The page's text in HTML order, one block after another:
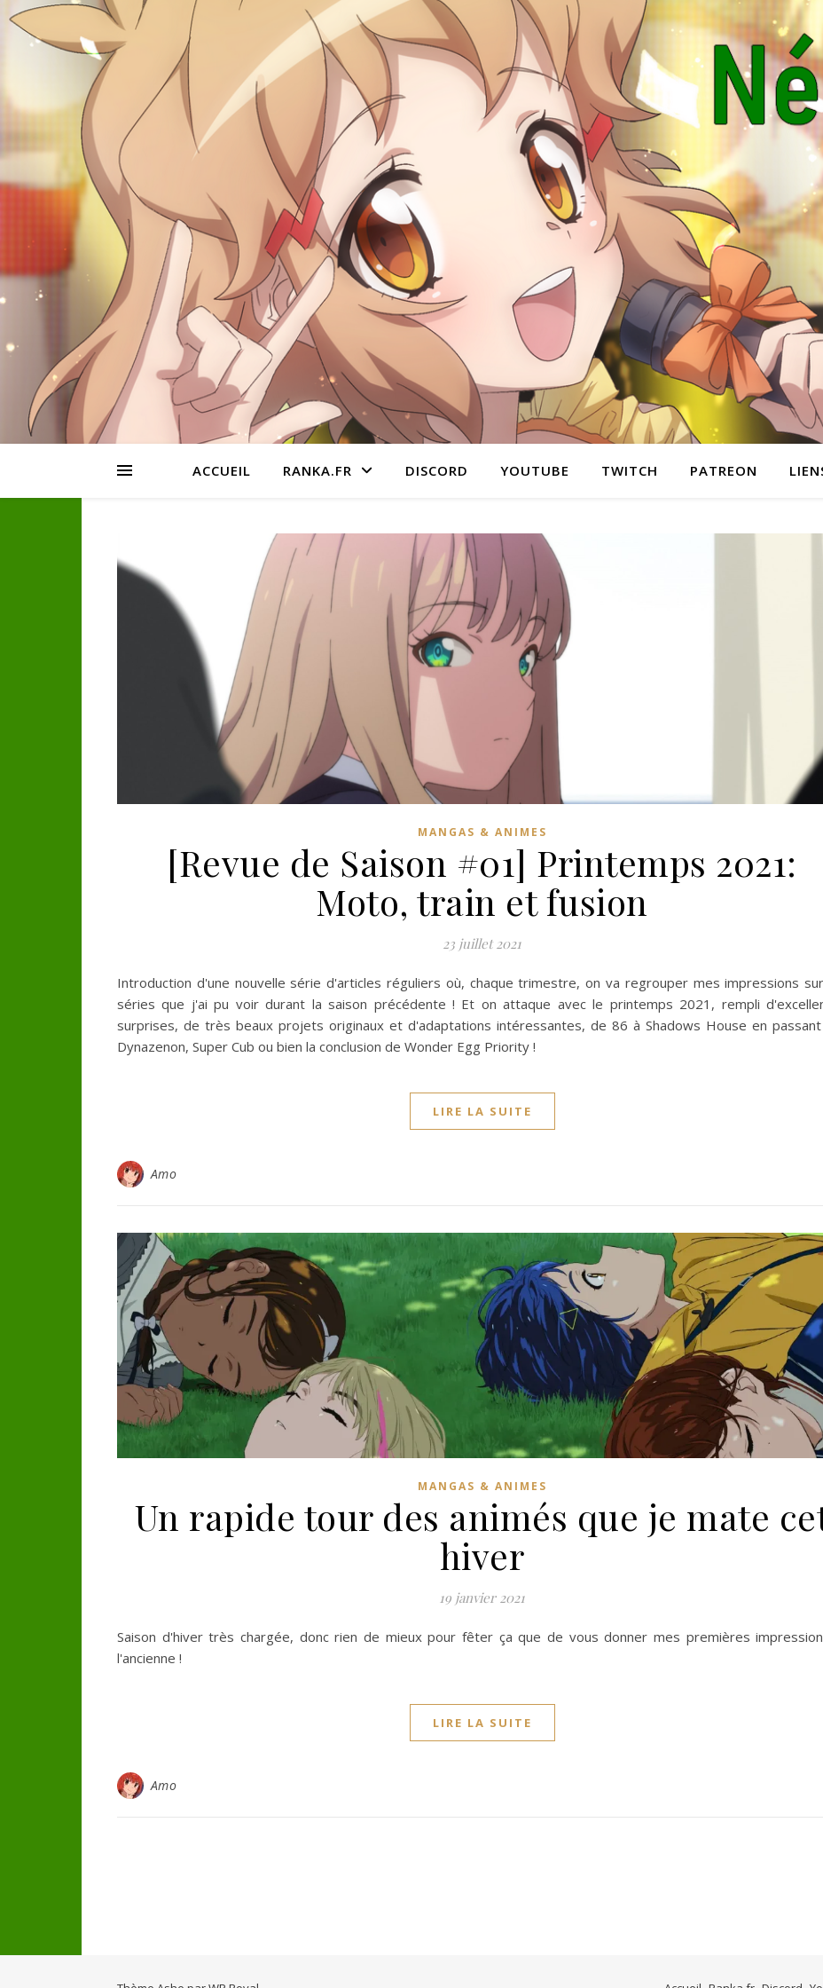
ACCUEIL RANKA.FR DISCORD YOUTUBE TWITCH PATREON
MANGAS & ANIMES
[Revue de Saison #01] Printemps 2021:
Moto, train et fusion
23 juillet 2021
Introduction d'une nouvelle série d'articles réguliers où, chaque trimestre, on va regrouper mes impressions
séries que j'ai pu voir durant la saison précédente ! Et on attaque avec le printemps 2021, rempli
surprises, de très beaux projets originaux et d'adaptations intéressantes, de 86 à Shadows House en
Dynazenon, Super Cub ou bien la conclusion de Wonder Egg Priority !
LIRE LA SUITE
Amo
MANGAS & ANIMES
Un rapide tour des animés que je mate
hiver
19 janvier 2021
Saison d'hiver très chargée, donc rien de mieux pour fêter ça que de vous donner mes premières
l'ancienne !
LIRE LA SUITE
Amo